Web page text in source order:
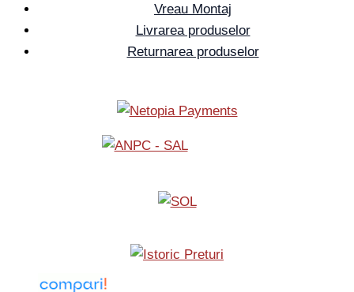
Vreau Montaj
Livrarea produselor
Returnarea produselor